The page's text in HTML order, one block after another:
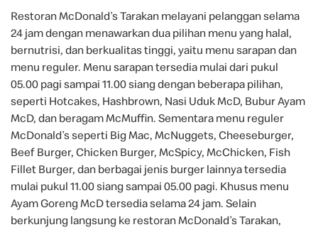
Restoran McDonald’s Tarakan melayani pelanggan selama
24 jam dengan menawarkan dua pilihan menu yang halal,
bernutrisi, dan berkualitas tinggi, yaitu menu sarapan dan
menu reguler. Menu sarapan tersedia mulai dari pukul
05.00 pagi sampai 11.00 siang dengan beberapa pilihan,
seperti Hotcakes, Hashbrown, Nasi Uduk McD, Bubur Ayam
McD, dan beragam McMuffin. Sementara menu reguler
McDonald’s seperti Big Mac, McNuggets, Cheeseburger,
Beef Burger, Chicken Burger, McSpicy, McChicken, Fish
Fillet Burger, dan berbagai jenis burger lainnya tersedia
mulai pukul 11.00 siang sampai 05.00 pagi. Khusus menu
Ayam Goreng McD tersedia selama 24 jam. Selain
berkunjung langsung ke restoran McDonald’s Tarakan,